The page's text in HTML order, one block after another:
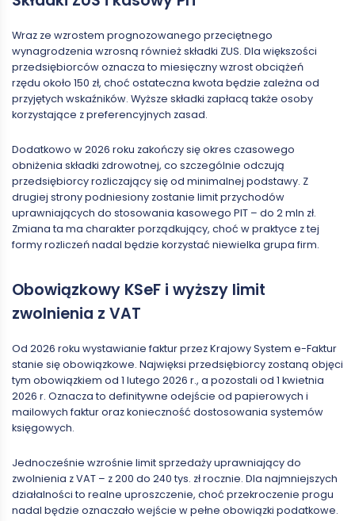
Wraz ze wzrostem prognozowanego przeciętnego
wynagrodzenia wzrosną również składki ZUS. Dla większości
przedsiębiorców oznacza to miesięczny wzrost obciążeń
rzędu około 150 zł, choć ostateczna kwota będzie zależna od
przyjętych wskaźników. Wyższe składki zapłacą także osoby
korzystające z preferencyjnych zasad.
Dodatkowo w 2026 roku zakończy się okres czasowego
obniżenia składki zdrowotnej, co szczególnie odczują
przedsiębiorcy rozliczający się od minimalnej podstawy. Z
drugiej strony podniesiony zostanie limit przychodów
uprawniających do stosowania kasowego PIT – do 2 mln zł.
Zmiana ta ma charakter porządkujący, choć w praktyce z tej
formy rozliczeń nadal będzie korzystać niewielka grupa firm.
Obowiązkowy KSeF i wyższy limit
zwolnienia z VAT
Od 2026 roku wystawianie faktur przez Krajowy System e-Faktur
stanie się obowiązkowe. Najwięksi przedsiębiorcy zostaną objęci
tym obowiązkiem od 1 lutego 2026 r., a pozostali od 1 kwietnia
2026 r. Oznacza to definitywne odejście od papierowych i
mailowych faktur oraz konieczność dostosowania systemów
księgowych.
Jednocześnie wzrośnie limit sprzedaży uprawniający do
zwolnienia z VAT – z 200 do 240 tys. zł rocznie. Dla najmniejszych
działalności to realne uproszczenie, choć przekroczenie progu
nadal będzie oznaczało wejście w pełne obowiązki podatkowe.